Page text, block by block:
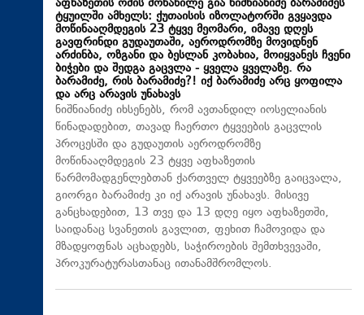
აფხაზეთის ომის მონაწილე გია ნიშნიანიძე ბარამიძეს
ტყუილში ამხელს: ქუთაისის იზოლატორში გვყავდა
მოწინააღმდეგის 23 ტყვე მეომარი, იმავე დღეს
გავფრინდი გუდაუთაში, აეროდრომზე მოვიდნენ
არძინბა, ოზგანი და ბესლან კობახია, მოიყვანეს ჩვენი
ბიჭები და შედგა გაცვლა - ყველა ყველაზე. რა
ბარამიძე, რის ბარამიძე?! იქ ბარამიძე არც ყოფილა
და არც არავის უნახავს
ნიშნიანიძე იხსენებს, რომ ავთანდილ იოსელიანის
წინადადებით, თავად ჩაერთო ტყვეების გაცვლის
პროცესში და გუდაუთის აეროდრომზე
მოწინააღმდეგის 23 ტყვე აფხაზეთის
წარმომადგენლებთან ქართველ ტყვეებზე გაიცვალა,
გიორგი ბარამიძე კი იქ არავის უნახავს. მისივე
განცხადებით, 13 თვე და 13 დღე იყო აფხაზეთში,
საიდანაც სვანეთის გავლით, ფეხით ჩამოვიდა და
მზადყოფნას აცხადებს, საჭიროების შემთხვევაში,
პროკურატურასთანაც ითანამშრომლოს.